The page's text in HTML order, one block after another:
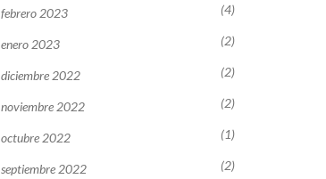
febrero 2023 (4)
enero 2023 (2)
diciembre 2022 (2)
noviembre 2022 (2)
octubre 2022 (1)
septiembre 2022 (2)